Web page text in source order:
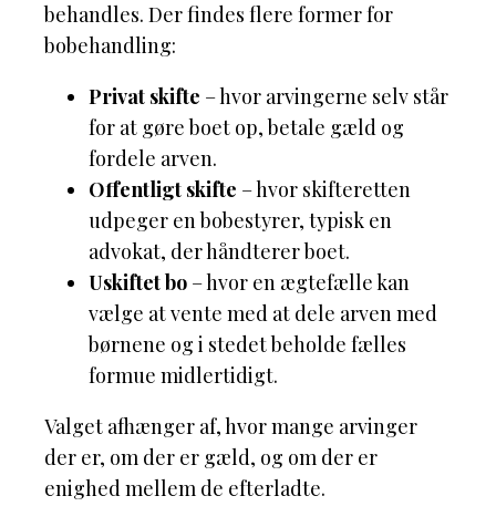
behandles. Der findes flere former for
bobehandling:
Privat skifte – hvor arvingerne selv står
for at gøre boet op, betale gæld og
fordele arven.
Offentligt skifte – hvor skifteretten
udpeger en bobestyrer, typisk en
advokat, der håndterer boet.
Uskiftet bo – hvor en ægtefælle kan
vælge at vente med at dele arven med
børnene og i stedet beholde fælles
formue midlertidigt.
Valget afhænger af, hvor mange arvinger
der er, om der er gæld, og om der er
enighed mellem de efterladte.